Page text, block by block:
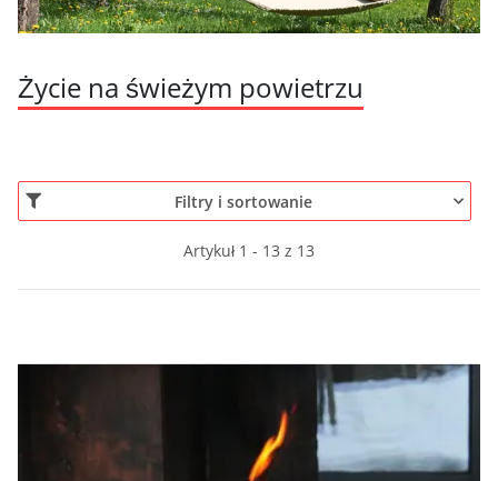
Życie na świeżym powietrzu
Filtry i sortowanie
Artykuł 1 - 13 z 13